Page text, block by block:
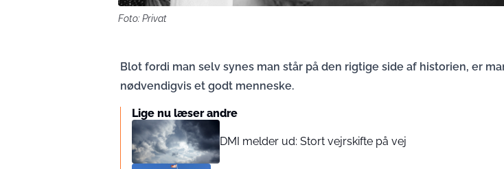
Foto: Privat
Blot fordi man selv synes man står på den rigtige side af historien, er
nødvendigvis et godt menneske.
Lige nu læser andre
DMI melder ud: Stort vejrskifte på vej